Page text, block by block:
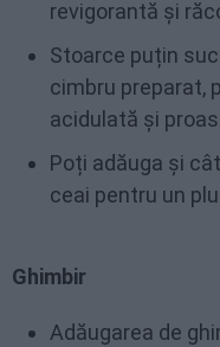
revigorantă și
Stoarce puțin
cimbru preparat,
acidulată și
Poți adăuga și
ceai pentru un
Ghimbir
Adăugarea de